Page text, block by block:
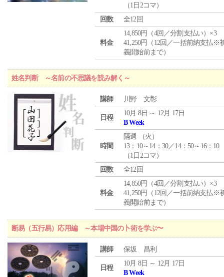
（1日2コマ）
回数
全12回
料金
14,850円（4回／分割支払い）×3
41,250円（12回／一括前納支払※
義開始前まで）
姓名判断 ～名前の不思議を読み解く～
講師 川野 文彰
日程
10月 8日 ～ 12月 17日
B Week
時間
隔週 （火 ）
13：10～14：30／14：50～16：10
（1日2コマ）
回数
全12回
料金
14,850円（4回／分割支払い）×3
41,250円（12回／一括前納支払※
義開始前まで）
断易（五行易）応用編 ～本場中国の卜術を学ぶ〜
講師 保坂 昌利
日程
10月 8日 ～ 12月 17日
B Week